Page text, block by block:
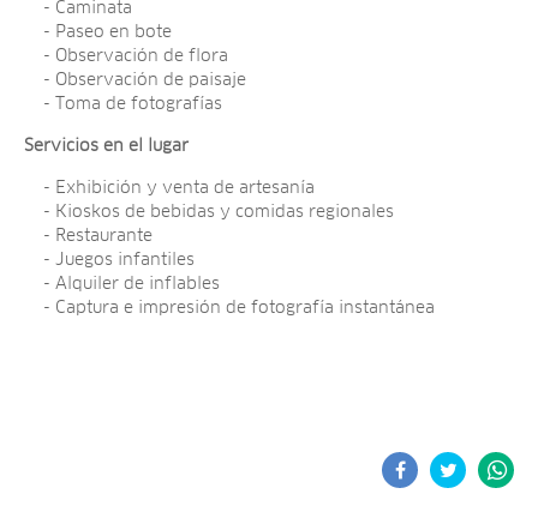
- Caminata
- Paseo en bote
- Observación de flora
- Observación de paisaje
- Toma de fotografías
Servicios en el lugar
- Exhibición y venta de artesanía
- Kioskos de bebidas y comidas regionales
- Restaurante
- Juegos infantiles
- Alquiler de inflables
- Captura e impresión de fotografía instantánea